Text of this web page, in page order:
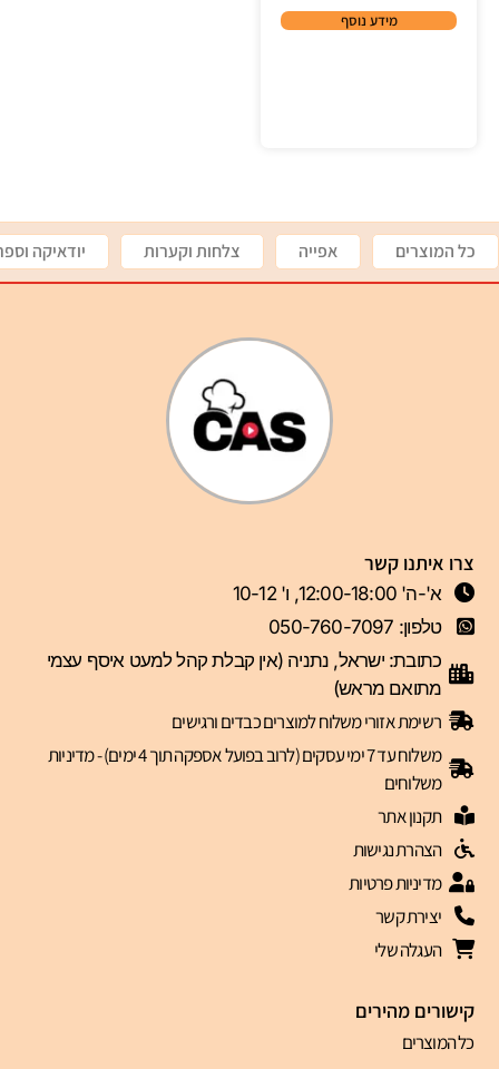
מידע נוסף
כל המוצרים אפייה צלחות וקערות יודאיקה
קישורים מהירים
כל המוצרים
צרו איתנו קשר
א'-ה' 12:00-18:00, ו' 10-12
טלפון: 050-760-7097
כתובת: ישראל, נתניה (אין קבלת קהל למעט איסף עצמי
מתואם מראש)
רשימת אזורי משלוח למוצרים כבדים ורגישים
משלוח עד 7 ימי עסקים (לרוב בפועל אספקה תוך 4 ימים) - מדיניות
משלוחים
תקנון אתר
הצהרת נגישות
מדיניות פרטיות
יצירת קשר
העגלה שלי